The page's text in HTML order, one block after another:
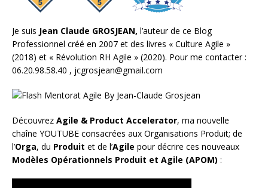
Je suis Jean Claude GROSJEAN, l’auteur de ce Blog
Professionnel créé en 2007 et des livres « Culture Agile »
(2018) et « Révolution RH Agile » (2020). Pour me contacter :
06.20.98.58.40 , jcgrosjean@gmail.com
Découvrez Agile & Product Accelerator, ma nouvelle
chaîne YOUTUBE consacrées aux Organisations Produit; de
l’Orga, du Produit et de l’Agile pour décrire ces nouveaux
Modèles Opérationnels Produit et Agile (APOM) :